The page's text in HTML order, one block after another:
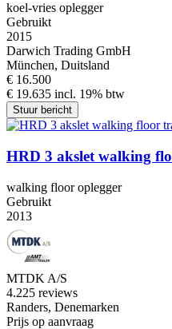
koel-vries oplegger
Gebruikt
2015
Darwich Trading GmbH
München, Duitsland
€ 16.500
€ 19.635 incl. 19% btw
Stuur bericht
HRD 3 akslet walking
walking floor oplegger
Gebruikt
2013
MTDK A/S
4.225 reviews
Randers, Denemarken
Prijs op aanvraag